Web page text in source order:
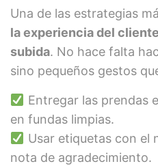
Una de las estrategias
la experiencia del
subida. No hace falta
sino pequeños gestos
Entregar las prendas
en fundas limpias.
Usar etiquetas con el
nota de agradecimiento.